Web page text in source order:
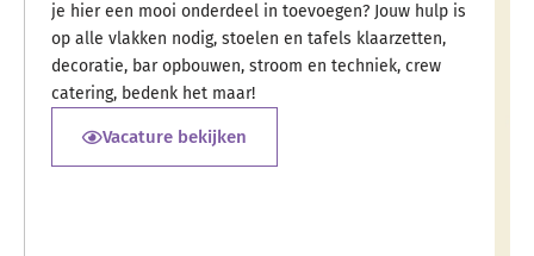
je hier een mooi onderdeel in toevoegen? Jouw hulp is
op alle vlakken nodig, stoelen en tafels klaarzetten,
decoratie, bar opbouwen, stroom en techniek, crew
catering, bedenk het maar!
Vacature bekijken